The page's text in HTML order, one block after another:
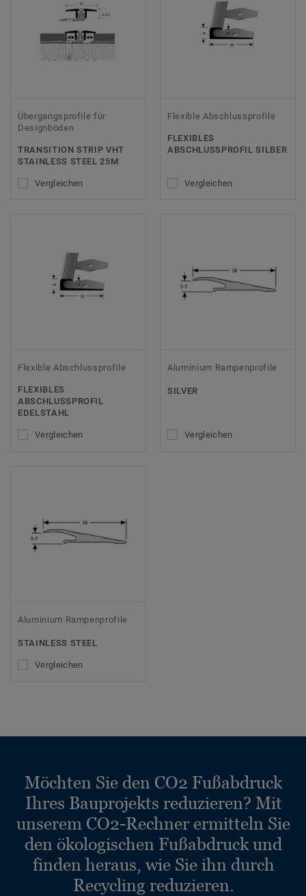
Übergangsprofile für
Designböden
TRANSITION STRIP VHT
STAINLESS STEEL 25M
Vergleichen
Flexible Abschlussprofile
FLEXIBLES
ABSCHLUSSPROFIL SILBER
Vergleichen
Flexible Abschlussprofile
FLEXIBLES
ABSCHLUSSPROFIL E
DELSTAHL
Vergleichen
Aluminium Rampenprofile
SILVER
Vergleichen
Aluminium Rampenprofile
STAINLESS STEEL
Vergleichen
Möchten Sie den CO2 Fußabdruck
Ihres Bauprojekts reduzieren? Mit
unserem CO2-Rechner ermitteln Sie
den ökologischen Fußabdruck und
finden heraus, wie Sie ihn durch
Recycling reduzieren.